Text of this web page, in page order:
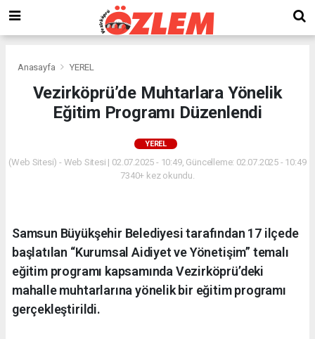
Anasayfa YEREL
Vezirköprü’de Muhtarlara Yönelik
Eğitim Programı Düzenlendi
YEREL
(Web Sitesi) - Web Sitesi | 02.07.2025 - 10:49, Güncelleme: 02.07.2025 - 10:49
7340+ kez okundu.
Samsun Büyükşehir Belediyesi tarafından 17 ilçede
başlatılan “Kurumsal Aidiyet ve Yönetişim” temalı
eğitim programı kapsamında Vezirköprü’deki
mahalle muhtarlarına yönelik bir eğitim programı
gerçekleştirildi.